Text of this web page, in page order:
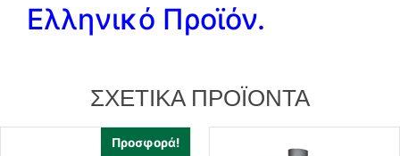
Ελληνικό Προϊόν.
ΣΧΕΤΙΚΆ ΠΡΟΪΌΝΤΑ
Προσφορά!